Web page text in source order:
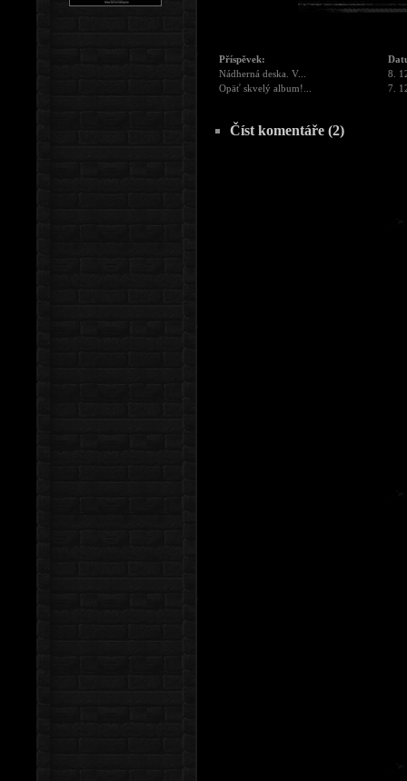
Příspěvek:
Nádherná deska. V...
8.
Opäť skvelý album!...
7.
Číst komentáře (2)